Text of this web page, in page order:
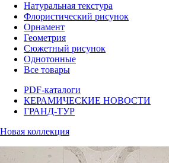
Натуральная текстура
Флористический рисунок
Орнамент
Геометрия
Сюжетный рисунок
Однотонные
Все товары
PDF-каталоги
КЕРАМИЧЕСКИЕ НОВОСТИ
ГРАНД-ТУР
Новая коллекция